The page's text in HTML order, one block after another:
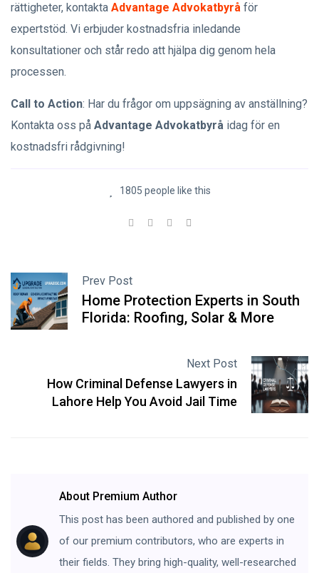
rättigheter, kontakta Advantage Advokatbyrå för
expertstöd. Vi erbjuder kostnadsfria inledande
konsultationer och står redo att hjälpa dig genom hela
processen.
Call to Action: Har du frågor om uppsägning av anställning?
Kontakta oss på Advantage Advokatbyrå idag för en
kostnadsfri rådgivning!
1805 people like this
Prev Post
Home Protection Experts in South
Florida: Roofing, Solar & More
Next Post
How Criminal Defense Lawyers in
Lahore Help You Avoid Jail Time
About Premium Author
This post has been authored and published by one
of our premium contributors, who are experts in
their fields. They bring high-quality, well-researched